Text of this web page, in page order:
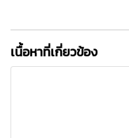
เนื้อหาที่เกี่ยวข้อง